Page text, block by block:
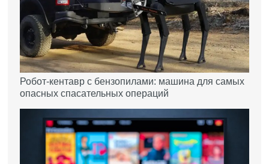
Робот-кентавр с бензопилами: машина для самых
опасных спасательных операций